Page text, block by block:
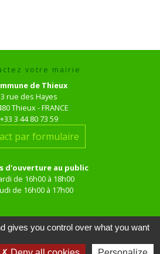
votre mairie
de Thieux
3 rue des Hayes
Thieux - FRANCE
+33 3 44 80 73 59
par formulaire
d'ouverture au public
de 16h00 à 18h00
de 16h00 à 17h00
gives you control over what you want